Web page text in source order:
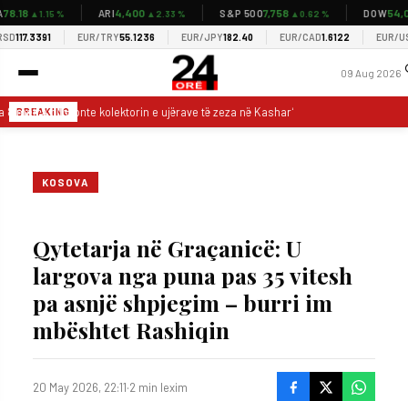
▲1.15 % ARI4,400▲2.33 % S&P 5007,758▲0.62 % DOW
117.3391 EUR/TRY55.1236 EUR/JPY182.40 EUR/CAD1.6122 EUR/USD
09 Aug 2026
BREAKING
8 metra bllokonte kolektorin e ujërave të zeza në Kashar’, Rama publikon
KOSOVA
Qytetarja në Graçanicë: U
largova nga puna pas 35 vitesh
pa asnjë shpjegim – burri im
mbështet Rashiqin
20 May 2026, 22:11·2 min lexim